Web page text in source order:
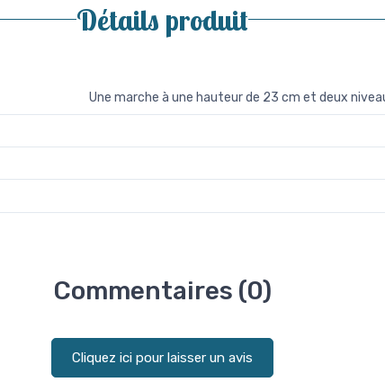
Détails produit
Une marche à une hauteur de 23 cm et deux
Commentaires (0)
Cliquez ici pour laisser un avis